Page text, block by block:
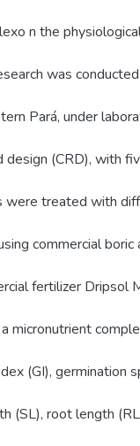
n the
was
Pará, under
design (CRD), with
were treated with
commercial boric
fertilizer Dripsol
micronutrient
(GI), germination
(SL), root length